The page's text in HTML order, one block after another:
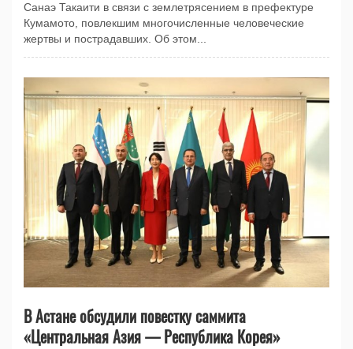
Санаэ Такаити в связи с землетрясением в префектуре
Кумамото, повлекшим многочисленные человеческие
жертвы и пострадавших. Об этом...
В Астане обсудили повестку саммита
«Центральная Азия — Республика Корея»